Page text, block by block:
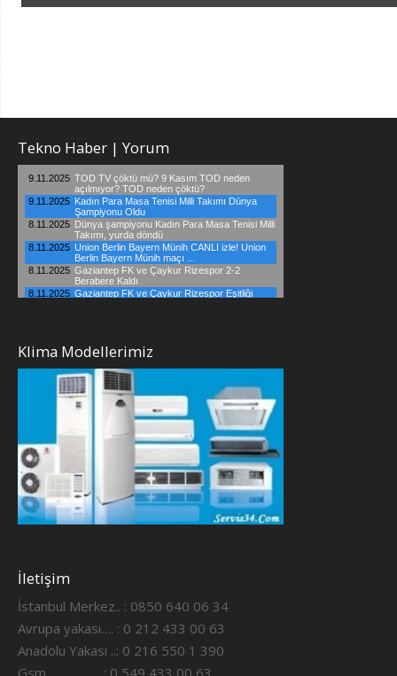
Tekno Haber | Yorum
Klima Modellerimiz
İletişim
İstanbul Merkez.. : 0850 640 06 34
Avrupa yakası…. : 0 212 433 00 63
Anadolu Yakası ..: 0 216 550 1 390